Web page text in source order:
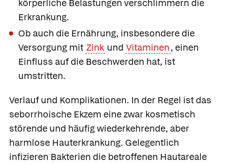
körperliche Belastungen verschlimmern die
Erkrankung.
Ob auch die Ernährung, insbesondere die
Versorgung mit Zink und Vitaminen, einen
Einfluss auf die Beschwerden hat, ist
umstritten.
Verlauf und Komplikationen. In der Regel ist das
seborrhoische Ekzem eine zwar kosmetisch
störende und häufig wiederkehrende, aber
harmlose Hauterkrankung. Gelegentlich
infizieren Bakterien die betroffenen Hautareale